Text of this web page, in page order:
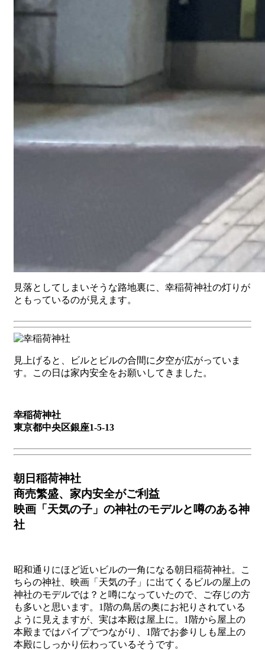
見落としてしまいそうな路地裏に、幸稲荷神社の灯りが
ともっているのが見えます。
見上げると、ビルとビルの合間に夕空が広がっていま
す。この日は家内安全をお願いしてきました。
幸稲荷神社
東京都中央区銀座1-5-13
朝日稲荷神社
商売繁盛、家内安全がご利益
映画「天気の子」の神社のモデルと噂のある神
社
昭和通りにほど近いビルの一角になる朝日稲荷神社。こ
ちらの神社、映画「天気の子」に出てくるビルの屋上の
神社のモデルでは？と噂になっていたので、ご存じの方
も多いと思います。1階の鳥居の奥にお祀りされている
ように見えますが、実は本殿は屋上に。1階から屋上の
本殿まではパイプでつながり、1階でお参りしも屋上の
本殿にしっかり伝わっているそうです。